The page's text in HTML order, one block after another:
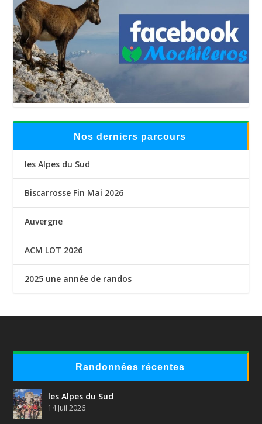
Nos derniers parcours
les Alpes du Sud
Biscarrosse Fin Mai 2026
Auvergne
ACM LOT 2026
2025 une année de randos
Randonnées récentes
les Alpes du Sud
14 Juil 2026